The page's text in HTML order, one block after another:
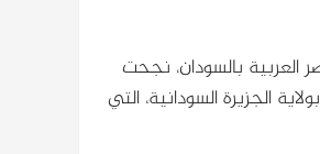
بالسودان، نجحت
الجزيرة السودانية، التي